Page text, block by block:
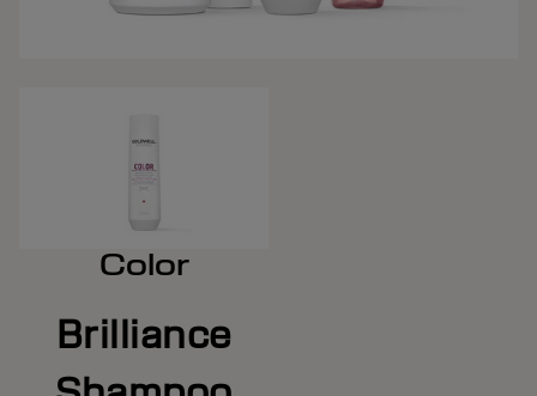
Color
Brilliance